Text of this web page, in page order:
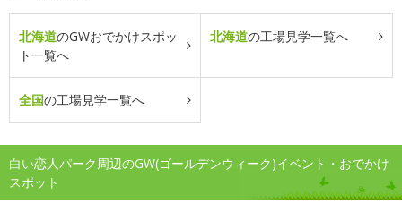
北海道のGWおでかけスポッ
ト一覧へ
北海道の工場見学一覧へ
全国の工場見学一覧へ
白い恋人パーク周辺のGW(ゴールデンウィーク)イベント・おでかけ
スポット